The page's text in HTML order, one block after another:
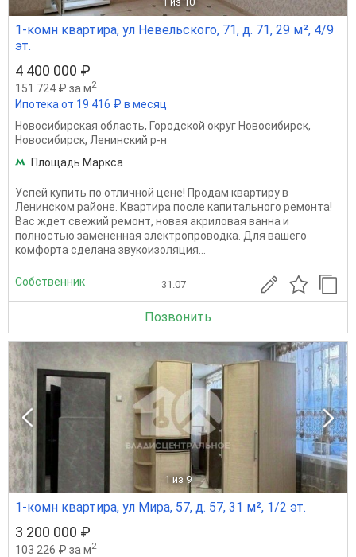
1-комн квартира, ул Невельского, 71, д. 71, 29 м², 4/9
эт.
4 400 000 ₽
151 724 ₽ за м2
Ипотека от 19 416 ₽ в месяц
Новосибирская область, Городской округ Новосибирск,
Новосибирск, Ленинский р-н
Площадь Маркса
Успей купить по отличной цене! Продам квартиру в
Ленинском районе. Квартира после капитального ремонта!
Вас ждет свежий ремонт, новая акриловая ванна и
полностью замененная электропроводка. Для вашего
комфорта сделана звукоизоляция...
Собственник 31.07
Позвонить
1 из 9
1-комн квартира, ул Мира, 57, д. 57, 31 м², 1/2 эт.
3 200 000 ₽
103 226 ₽ за м2